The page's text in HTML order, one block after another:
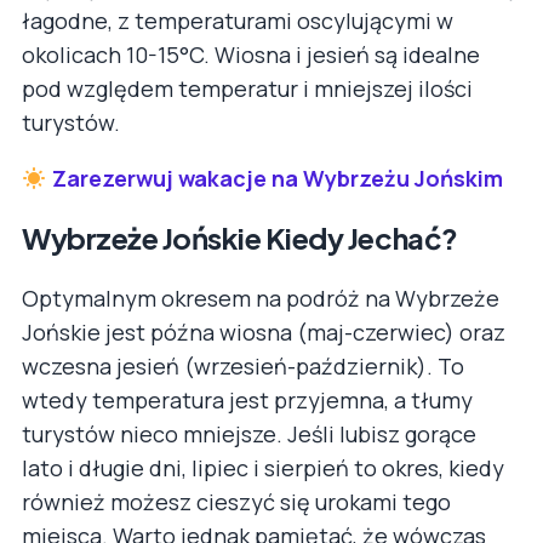
łagodne, z temperaturami oscylującymi w
okolicach 10-15°C. Wiosna i jesień są idealne
pod względem temperatur i mniejszej ilości
turystów.
Zarezerwuj wakacje na Wybrzeżu Jońskim
Wybrzeże Jońskie Kiedy Jechać?
Optymalnym okresem na podróż na Wybrzeże
Jońskie jest późna wiosna (maj-czerwiec) oraz
wczesna jesień (wrzesień-październik). To
wtedy temperatura jest przyjemna, a tłumy
turystów nieco mniejsze. Jeśli lubisz gorące
lato i długie dni, lipiec i sierpień to okres, kiedy
również możesz cieszyć się urokami tego
miejsca. Warto jednak pamiętać, że wówczas